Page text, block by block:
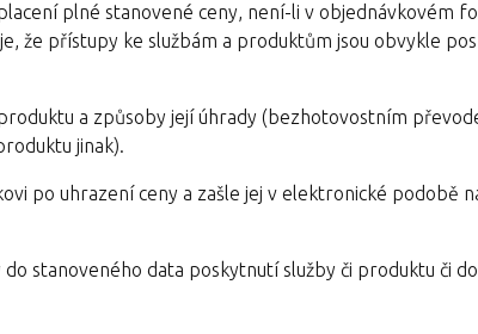
plné stanovené ceny, není-li v objednávkovém
že přístupy ke službám a produktům jsou obvykle
a způsoby její úhrady (bezhotovostním
jinak).
po uhrazení ceny a zašle jej v elektronické podobě
stanoveného data poskytnutí služby či produktu či